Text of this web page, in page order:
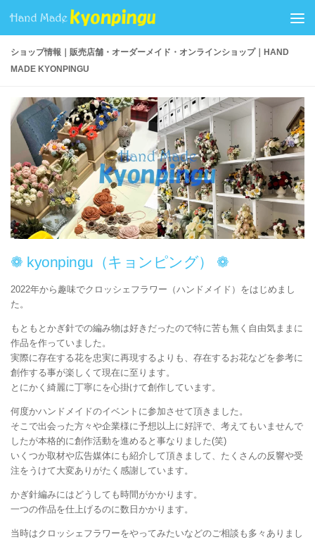
コンテンツへスキップ
ショップ情報｜販売店舗・オーダーメイド・オンラインショップ｜HAND
MADE KYONPINGU
❁ kyonpingu（キョンピング） ❁
2022年から趣味でクロッシェフラワー（ハンドメイド）をはじめまし
た。
もともとかぎ針での編み物は好きだったので特に苦も無く自由気ままに
作品を作っていました。
実際に存在する花を忠実に再現するよりも、存在するお花などを参考に
創作する事が楽しくて現在に至ります。
とにかく綺麗に丁寧にを心掛けて創作しています。
何度かハンドメイドのイベントに参加させて頂きました。
そこで出会った方々や企業様に予想以上に好評で、考えてもいませんで
したが本格的に創作活動を進めると事なりました(笑)
いくつか取材や広告媒体にも紹介して頂きまして、たくさんの反響や受
注をうけて大変ありがたく感謝しています。
かぎ針編みにはどうしても時間がかかります。
一つの作品を仕上げるのに数日かかります。
当時はクロッシェフラワーをやってみたいなどのご相談も多々ありまし